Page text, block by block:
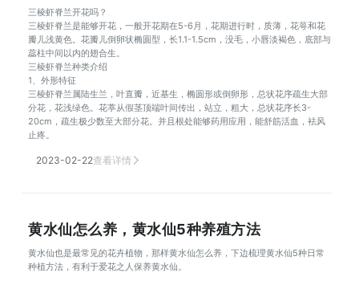
三棱虾脊兰开花吗？
三棱虾脊兰是能够开花，一般开花期在5-6月，花期进行时，质薄，花萼和花
瓣儿浅黄色。花瓣儿倒卵状椭圆型，长1.1-1.5cm，没毛，小唇淡褐色，底部与
蕊柱中间以内的翅合生。
三棱虾脊兰种类介绍
1、外形特征
三棱虾脊兰属陆生兰，叶直瓣，近基生，椭圆形或倒卵形，总状花序疏生大部
分花，花浅绿色。花葶从假茎顶端叶间传出，站立，粗大，总状花序长3-
20cm，疏生极少数至大部分花。并且根处能够药用应用，能舒筋活血，袪风
止疼。
2023-02-22查看详情
黄水仙怎么养，黄水仙5种养殖方法
黄水仙也是最常见的花卉植物，那样黄水仙怎么养，下边梳理黄水仙5种日常
种植方法，有利于爱花之人保养黄水仙。